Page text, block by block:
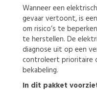
Wanneer een
gevaar vertoont, is
om risico’s te
te herstellen. De
diagnose uit op een
controleert prioritaire
bekabeling.
In dit pakket